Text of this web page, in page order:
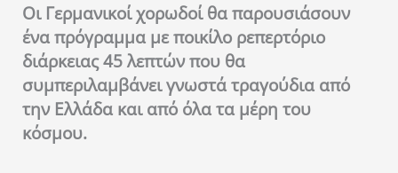
Οι Γερμανικοί χορωδοί θα παρουσιάσουν
ένα πρόγραμμα με ποικίλο ρεπερτόριο
διάρκειας 45 λεπτών που θα
συμπεριλαμβάνει γνωστά τραγούδια από
την Ελλάδα και από όλα τα μέρη του
κόσμου.